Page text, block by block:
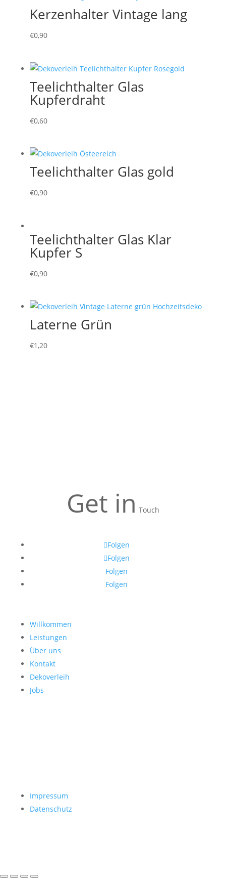
Kerzenhalter Vintage lang
€0,90
Teelichthalter Glas
Kupferdraht
€0,60
Teelichthalter Glas gold
€0,90
Teelichthalter Glas Klar
Kupfer S
€0,90
Laterne Grün
€1,20
Get in Touch
Folgen
Folgen
Folgen
Folgen
Willkommen
Leistungen
Über uns
Kontakt
Dekoverleih
Jobs
Impressum
Datenschutz